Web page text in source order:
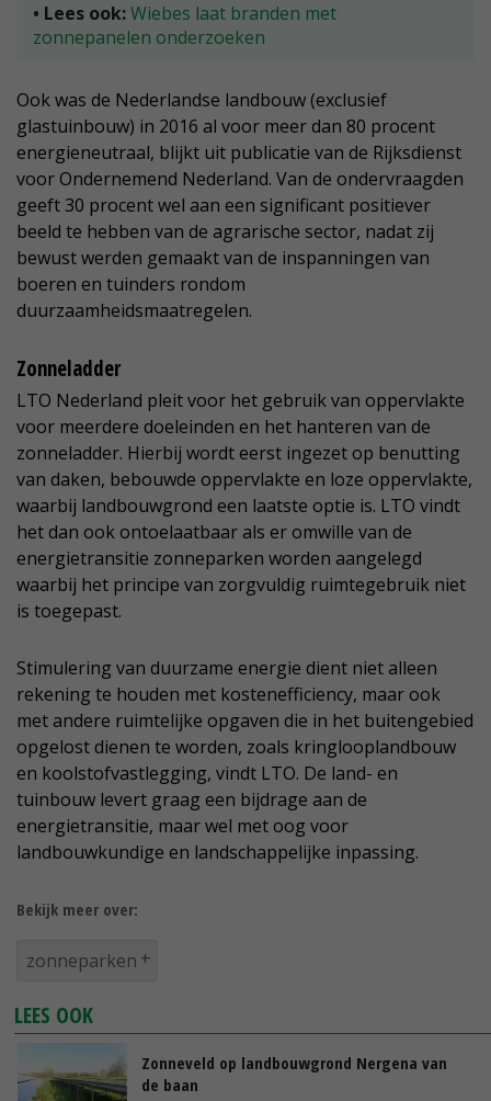
• Lees ook:Wiebes laat branden met
zonnepanelen onderzoeken
Ook was de Nederlandse landbouw (exclusief
glastuinbouw) in 2016 al voor meer dan 80 procent
energieneutraal, blijkt uit publicatie van de Rijksdienst
voor Ondernemend Nederland. Van de ondervraagden
geeft 30 procent wel aan een significant positiever
beeld te hebben van de agrarische sector, nadat zij
bewust werden gemaakt van de inspanningen van
boeren en tuinders rondom
duurzaamheidsmaatregelen.
Zonneladder
LTO Nederland pleit voor het gebruik van oppervlakte
voor meerdere doeleinden en het hanteren van de
zonneladder. Hierbij wordt eerst ingezet op benutting
van daken, bebouwde oppervlakte en loze oppervlakte,
waarbij landbouwgrond een laatste optie is. LTO vindt
het dan ook ontoelaatbaar als er omwille van de
energietransitie zonneparken worden aangelegd
waarbij het principe van zorgvuldig ruimtegebruik niet
is toegepast.
Stimulering van duurzame energie dient niet alleen
rekening te houden met kostenefficiency, maar ook
met andere ruimtelijke opgaven die in het buitengebied
opgelost dienen te worden, zoals kringlooplandbouw
en koolstofvastlegging, vindt LTO. De land- en
tuinbouw levert graag een bijdrage aan de
energietransitie, maar wel met oog voor
landbouwkundige en landschappelijke inpassing.
Bekijk meer over:
zonneparken
LEES OOK
Zonneveld op landbouwgrond Nergena van
de baan